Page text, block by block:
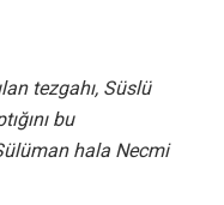
tezgahı, Süslü
bu
hala Necmi